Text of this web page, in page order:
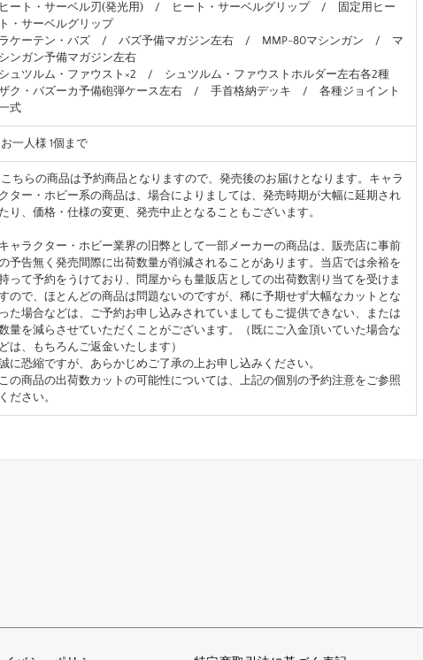
ヒート・サーベル刃(発光用) / ヒート・サーベルグリップ / 固定用ヒー
ト・サーベルグリップ
ラケーテン・バズ / バズ予備マガジン左右 / MMP-80マシンガン / マ
シンガン予備マガジン左右
シュツルム・ファウスト×2 / シュツルム・ファウストホルダー左右各2種
ク・バズーカ予備砲弾ケース左右 / 手首格納デッキ / 各種ジョイント
式
お一人様 1個まで
こちらの商品は予約商品となりますので、発売後のお届けとなります。キャラ
クター・ホビー系の商品は、場合によりましては、発売時期が大幅に延期され
たり、価格・仕様の変更、発売中止となることもございます。
キャラクター・ホビー業界の旧弊として一部メーカーの商品は、販売店に事前
予告無く発売間際に出荷数量が削減されることがあります。当店では余裕を
って予約をうけており、問屋からも量販店としての出荷数割り当てを受けま
ので、ほとんどの商品は問題ないのですが、稀に予期せず大幅なカットとな
った場合などは、ご予約お申し込みされていましてもご提供できない、または
量を減らさせていただくことがございます。（既にご入金頂いていた場合な
どは、もちろんご返金いたします）
に恐縮ですが、あらかじめご了承の上お申し込みください。
この商品の出荷数カットの可能性については、上記の個別の予約注意をご参照
ください。